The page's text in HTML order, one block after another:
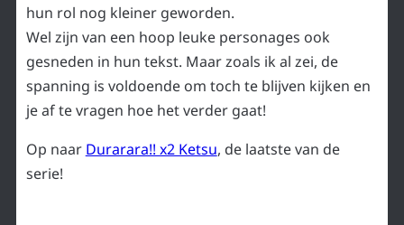
hun rol nog kleiner geworden.
Wel zijn van een hoop leuke personages ook
gesneden in hun tekst. Maar zoals ik al zei, de
spanning is voldoende om toch te blijven kijken en
je af te vragen hoe het verder gaat!
Op naar Durarara!! x2 Ketsu, de laatste van de
serie!